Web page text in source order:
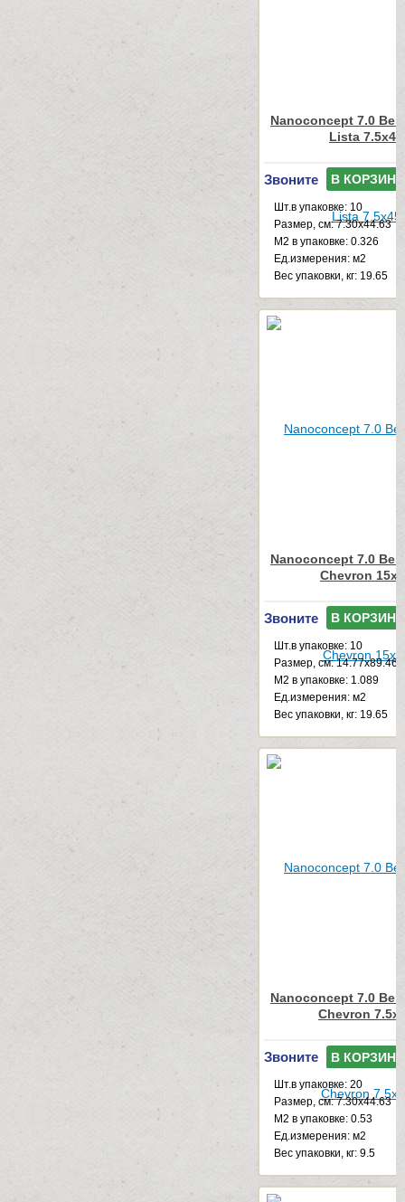
Nanoconcept 7.0
Lista 7.5x45
Звоните В КОРЗИНУ
Шт.в упаковке: 10
Размер, см: 7.30x44.63
М2 в упаковке: 0.326
Ед.измерения: м2
Веc упаковки, кг: 19.65
Nanoconcept 7.0
Chevron
Звоните В КОРЗИНУ
Шт.в упаковке: 10
Размер, см: 14.77x89.46
М2 в упаковке: 1.089
Ед.измерения: м2
Веc упаковки, кг: 19.65
Nanoconcept 7.0
Chevron
Звоните В КОРЗИНУ
Шт.в упаковке: 20
Размер, см: 7.30x44.63
М2 в упаковке: 0.53
Ед.измерения: м2
Веc упаковки, кг: 9.5